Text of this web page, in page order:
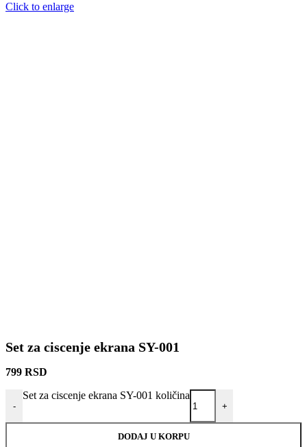
Click to enlarge
Set za ciscenje ekrana SY-001
799 RSD
-
Set za ciscenje ekrana SY-001 količina
+
DODAJ U KORPU